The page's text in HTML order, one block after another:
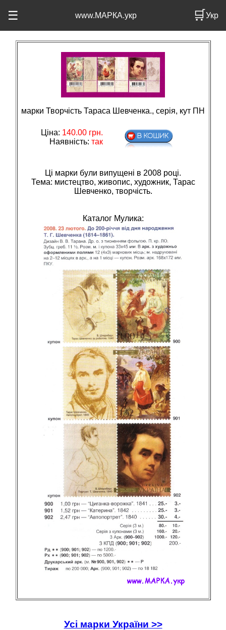
☰ www.МАРКА.укр 🛒Укр
марки Творчість Тараса Шевченка., серія, кут ПН
Ціна: 140.00грн.
Наявність: так
Ці марки були випущені в 2008 році.
Тема: мистецтво, живопис, художник, Тарас
Шевченко, творчiсть.
Каталог Мулика:
Усі марки України >>